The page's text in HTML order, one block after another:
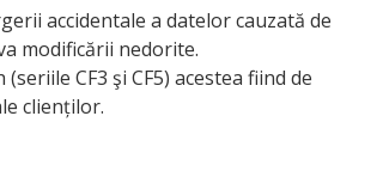
accidentale a datelor cauzată de
modificării nedorite.
CF3 şi CF5) acestea fiind de
clienților.